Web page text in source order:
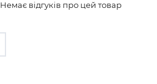
Немає відгуків про цей товар